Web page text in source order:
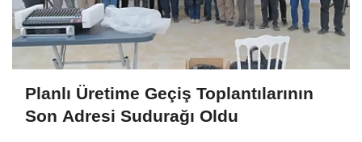
Planlı Üretime Geçiş Toplantılarının
Son Adresi Sudurağı Oldu